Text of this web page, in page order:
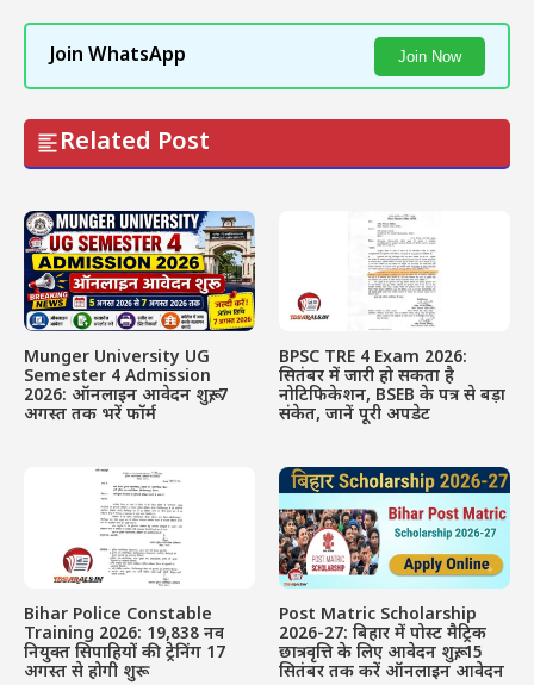
Join WhatsApp Join Now
Related Post
Munger University UG
Semester 4 Admission
2026: ऑनलाइन आवेदन शुरू, 7
अगस्त तक भरें फॉर्म
BPSC TRE 4 Exam 2026:
सितंबर में जारी हो सकता है
नोटिफिकेशन, BSEB के पत्र से बड़ा
संकेत, जानें पूरी अपडेट
Bihar Police Constable
Training 2026: 19,838 नव
नियुक्त सिपाहियों की ट्रेनिंग 17
अगस्त से होगी शुरू
Post Matric Scholarship
2026-27: बिहार में पोस्ट मैट्रिक
छात्रवृत्ति के लिए आवेदन शुरू, 15
सितंबर तक करें ऑनलाइन आवेदन